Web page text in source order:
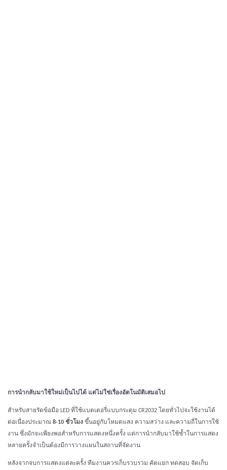
การนำกลับมาใช้ใหม่เป็นไปได้ แต่ไม่ใช่เรื่องอัตโนมัติเสมอไป
สำหรับสายรัดข้อมือ LED ที่ใช้แบตเตอรี่แบบกระดุม CR2032 โดยทั่วไปจะใช้งานได้
ต่อเนื่องประมาณ 8-10 ชั่วโมง ขึ้นอยู่กับโหมดแสง ความสว่าง และความถี่ในการใช้
งาน ซึ่งมักจะเพียงพอสำหรับการแสดงหนึ่งครั้ง แต่การนำกลับมาใช้ซ้ำในการแสดง
หลายครั้งจำเป็นต้องมีการวางแผนในสถานที่จัดงาน
หลังจากจบการแสดงแต่ละครั้ง ทีมงานควรเก็บรวบรวม คัดแยก ทดสอบ จัดเก็บ